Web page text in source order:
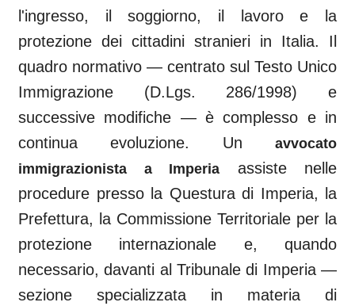
l'ingresso, il soggiorno, il lavoro e la
protezione dei cittadini stranieri in Italia. Il
quadro normativo — centrato sul Testo Unico
Immigrazione (D.Lgs. 286/1998) e
successive modifiche — è complesso e in
continua evoluzione. Un
avvocato
immigrazionista a Imperia
assiste nelle
procedure presso la Questura di Imperia, la
Prefettura, la Commissione Territoriale per la
protezione internazionale e, quando
necessario, davanti al Tribunale di Imperia—
sezione specializzata in materia di